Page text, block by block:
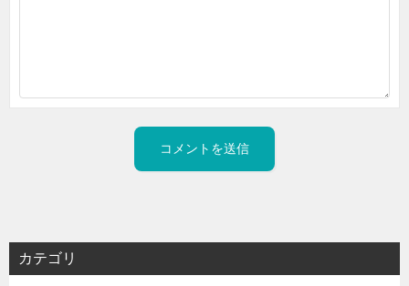
カテゴリ